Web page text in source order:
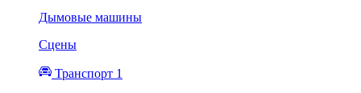
Дымовые машины
Сцены
Транспорт 1